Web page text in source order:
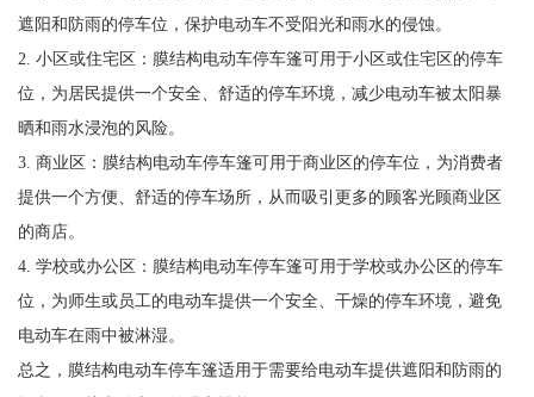
遮阳和防雨的停车位，保护电动车不受阳光和雨水的侵蚀。
2. 小区或住宅区：膜结构电动车停车篷可用于小区或住宅区的停车
位，为居民提供一个安全、舒适的停车环境，减少电动车被太阳暴
晒和雨水浸泡的风险。
3. 商业区：膜结构电动车停车篷可用于商业区的停车位，为消费者
提供一个方便、舒适的停车场所，从而吸引更多的顾客光顾商业区
的商店。
4. 学校或办公区：膜结构电动车停车篷可用于学校或办公区的停车
位，为师生或员工的电动车提供一个安全、干燥的停车环境，避免
电动车在雨中被淋湿。
总之，膜结构电动车停车篷适用于需要给电动车提供遮阳和防雨的